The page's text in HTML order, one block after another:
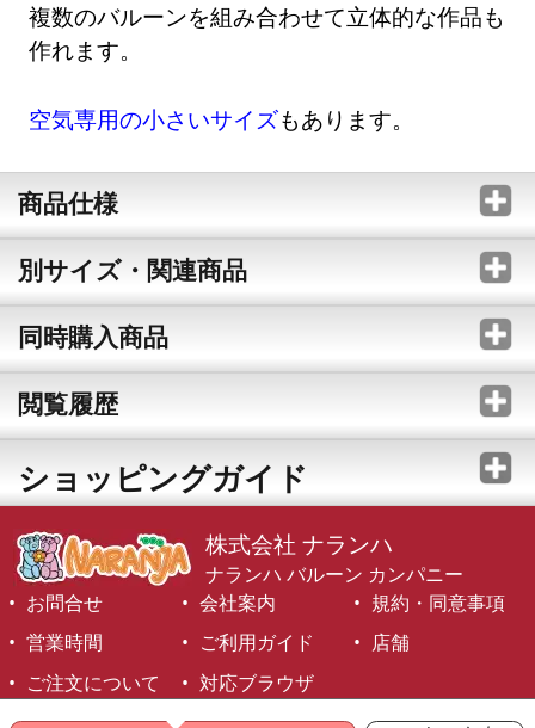
複数のバルーンを組み合わせて立体的な作品も
作れます。
空気専用の小さいサイズもあります。
商品仕様
別サイズ・関連商品
同時購入商品
閲覧履歴
ショッピングガイド
株式会社 ナランハ
ナランハ バルーン カンパニー
お問合せ
会社案内
規約・同意事項
営業時間
ご利用ガイド
店舗
ご注文について
対応ブラウザ
©1999-2026 NARANJA Inc. All Rights Reserved.